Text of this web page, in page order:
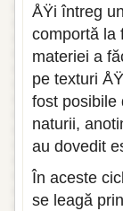
ÅŸi întreg
comportă la
materiei a
pe texturi
fost posibile
naturii,
au dovedit
În aceste
se leagă